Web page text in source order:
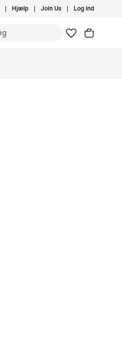
Hjælp Join Us Log ind